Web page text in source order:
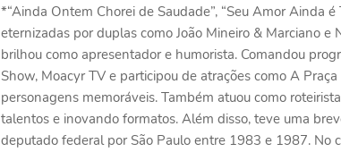
*“Ainda Ontem Chorei de Saudade”, “Seu Amor Ainda é
eternizadas por duplas como João Mineiro & Marciano e
brilhou como apresentador e humorista. Comandou
Show, Moacyr TV e participou de atrações como A
personagens memoráveis. Também atuou como
talentos e inovando formatos. Além disso, teve uma
deputado federal por São Paulo entre 1983 e 1987. No